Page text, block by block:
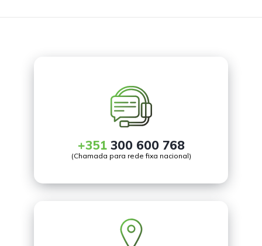
+351300 600 768
(Chamada para rede fixa nacional)